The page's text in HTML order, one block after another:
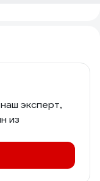
эксперт,
из